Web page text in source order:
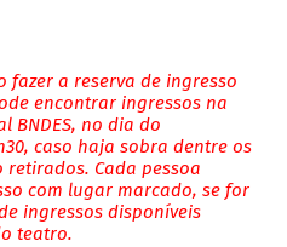
fazer a reserva de ingresso
encontrar ingressos na
BNDES, no dia do
caso haja sobra dentre os
retirados. Cada pessoa
com lugar marcado, se for
ingressos disponíveis
teatro.